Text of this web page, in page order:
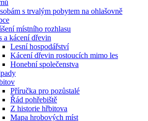
s trvalým pobytem na ohlašovně
místního rozhlasu
a kácení dřevin
Lesní hospodářství
Kácení dřevin rostoucích mimo les
Honební společenstva
Příručka pro pozůstalé
Řád pohřebiště
Z historie hřbitova
Mapa hrobových míst